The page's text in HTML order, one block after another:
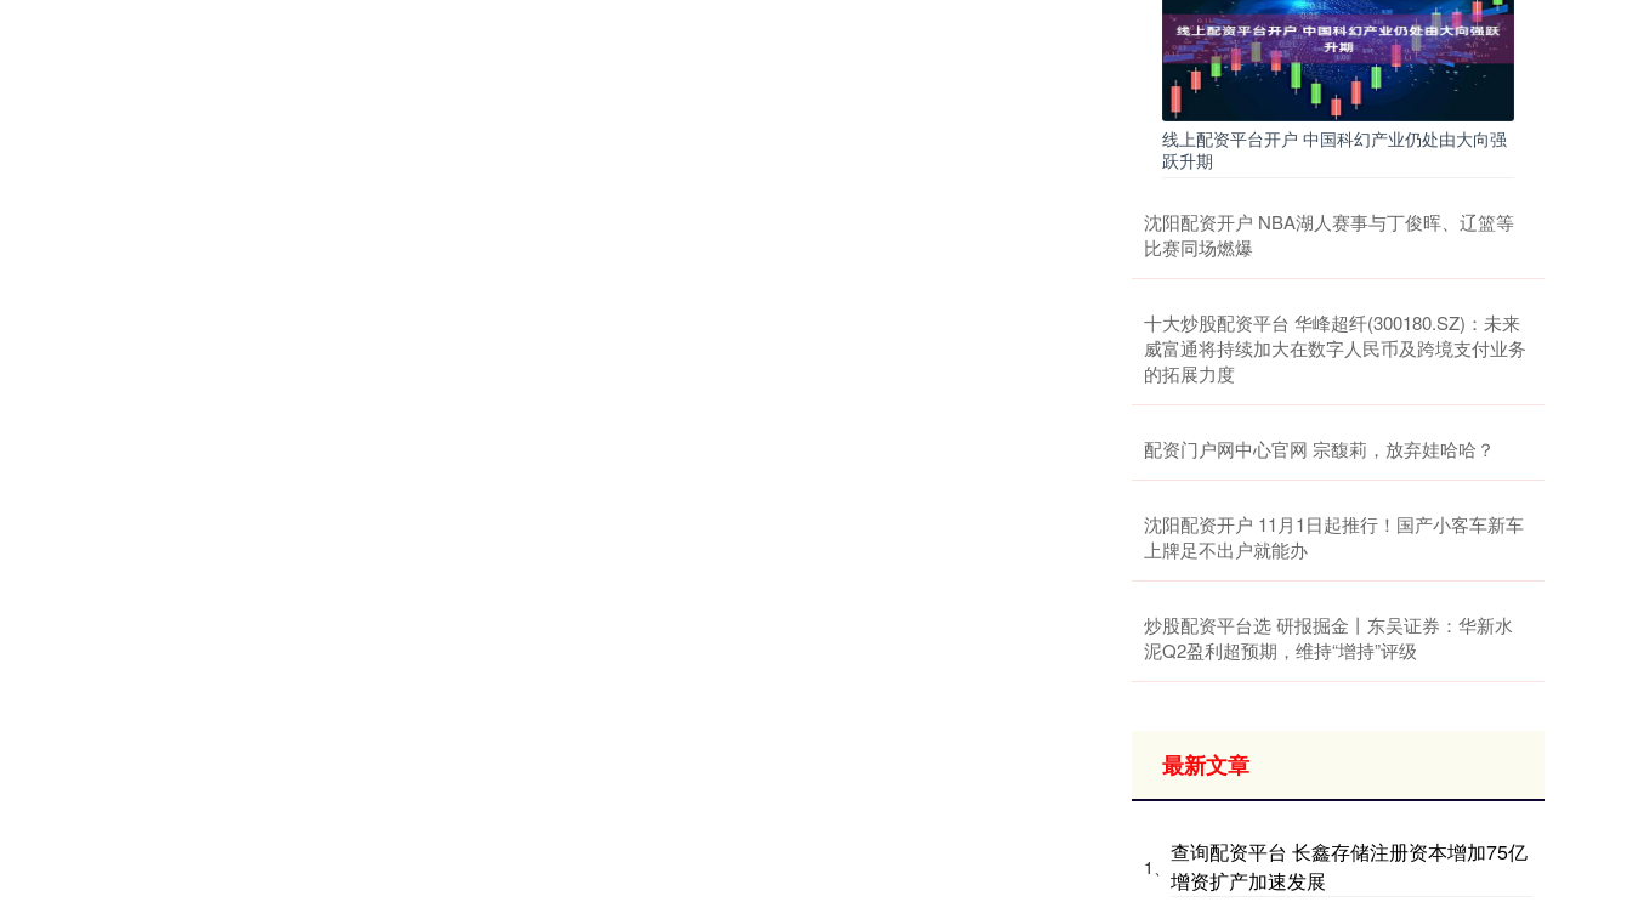
线上配资平台开户 中国科幻产业仍处由大向强
跃升期
沈阳配资开户 NBA湖人赛事与丁俊晖、辽篮等
比赛同场燃爆
十大炒股配资平台 华峰超纤(300180.SZ)：未来
威富通将持续加大在数字人民币及跨境支付业务
的拓展力度
配资门户网中心官网 宗馥莉，放弃娃哈哈？
沈阳配资开户 11月1日起推行！国产小客车新车
上牌足不出户就能办
炒股配资平台选 研报掘金丨东吴证券：华新水
泥Q2盈利超预期，维持“增持”评级
最新文章
1、
查询配资平台 长鑫存储注册资本增加75亿
增资扩产加速发展